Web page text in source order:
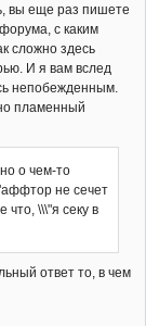
вы еще раз пишете
с каким
сложно здесь
И я вам вслед
непобежденным.
пламенный
о чем-то
не сечет
что, \\\"я секу в
ответ то, в чем